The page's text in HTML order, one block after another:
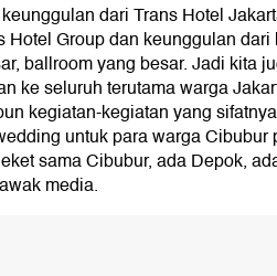
dari Trans Hotel
Hotel Group dan keunggulan
ballroom yang besar. Jadi kita
ke seluruh terutama warga
kegiatan-kegiatan yang
untuk para warga Cibubur
sama Cibubur, ada Depok,
media.